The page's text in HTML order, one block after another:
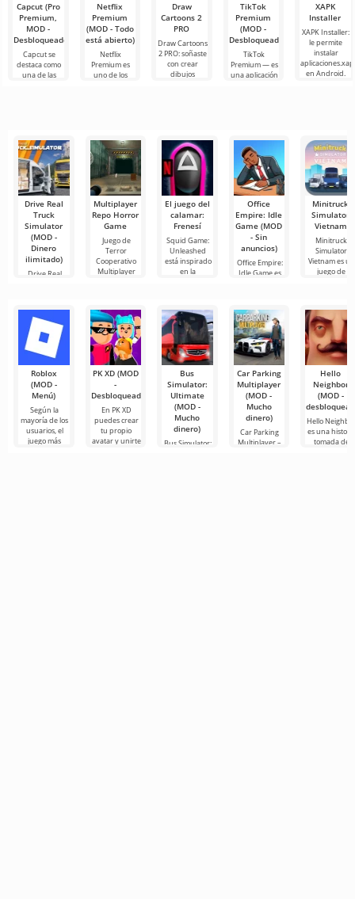
Capcut (Pro
Premium,
MOD -
Desbloqueado)
Capcut se
destaca como
una de las
Netflix
Premium
(MOD - Todo
está abierto)
Netflix
Premium es
uno de los
Draw
Cartoons 2
PRO
Draw Cartoons
2 PRO: soñaste
con crear
dibujos
TikTok
Premium
(MOD -
Desbloqueado)
TikTok
Premium — es
una aplicación
XAPK
Installer
XAPK Installer:
le permite
instalar
en Android.
Drive Real
Truck
Simulator
(MOD -
Dinero
ilimitado)
Drive Real
Multiplayer
Repo Horror
Game
Juego de
Terror
Cooperativo
Multiplayer
El juego del
calamar:
Frenesí
Squid Game:
Unleashed
está inspirado
en la
Office
Empire: Idle
Game (MOD
- Sin
anuncios)
Office Empire:
Idle Game es
Minitruck
Simulator
Vietnam
Minitruck
Simulator
Vietnam es un
juego de
Roblox
(MOD -
Menú)
Según la
mayoría de los
usuarios, el
juego más
PK XD (MOD
-
Desbloqueado)
En PK XD
puedes crear
tu propio
avatar y unirte
Bus
Simulator:
Ultimate
(MOD -
Mucho
dinero)
Bus Simulator:
Car Parking
Multiplayer
(MOD -
Mucho
dinero)
Car Parking
Multiplayer –
Hello
Neighbor
(MOD -
Hello
es una historia
tomada de